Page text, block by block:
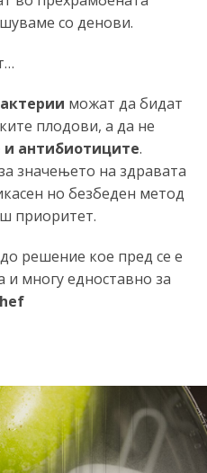
со денови.
можат да бидат
плодови, а да не
антибиотиците.
значењето на здравата
но безбеден метод
приоритет.
решение кое пред се е
и многу едноставно за